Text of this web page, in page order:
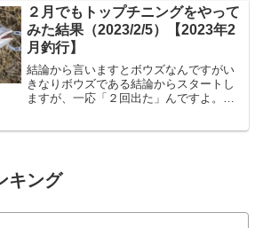
ですが、その後今週は非常に温かい日が
続いておるわけです。こう...
２月でもトップチニングをやって
みた結果（2023/2/5）【2023年2
月釣行】
結論から言いますとボウズなんですがい
きなりボウズである結論からスタートし
ますが、一応「２回出た」んですよ。ト
キング